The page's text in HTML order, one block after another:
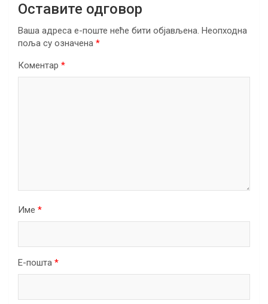
Оставите одговор
Ваша адреса е-поште неће бити објављена. Неопходна
поља су означена *
Коментар *
Име *
Е-пошта *